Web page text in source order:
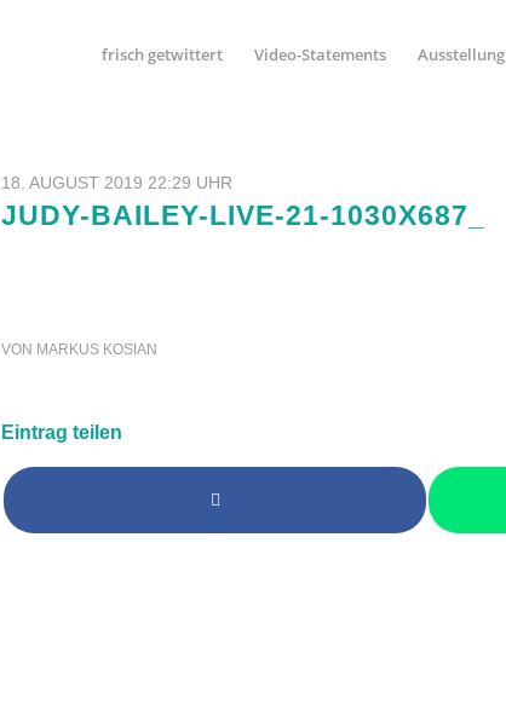
frisch getwittert Video-Statements Ausstellung
18. AUGUST 2019 22:29 UHR
JUDY-BAILEY-LIVE-21-1030X687_
VON MARKUS KOSIAN
Eintrag teilen